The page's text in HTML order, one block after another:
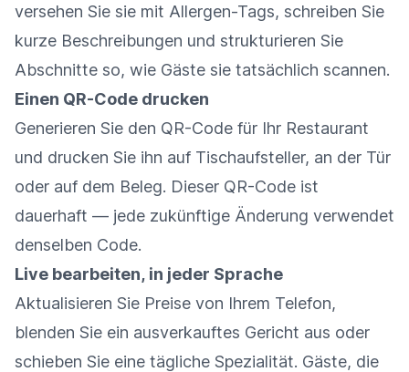
versehen Sie sie mit Allergen-Tags, schreiben Sie
kurze Beschreibungen und strukturieren Sie
Abschnitte so, wie Gäste sie tatsächlich scannen.
Einen QR-Code drucken
Generieren Sie den QR-Code für Ihr Restaurant
und drucken Sie ihn auf Tischaufsteller, an der Tür
oder auf dem Beleg. Dieser QR-Code ist
dauerhaft — jede zukünftige Änderung verwendet
denselben Code.
Live bearbeiten, in jeder Sprache
Aktualisieren Sie Preise von Ihrem Telefon,
blenden Sie ein ausverkauftes Gericht aus oder
schieben Sie eine tägliche Spezialität. Gäste, die